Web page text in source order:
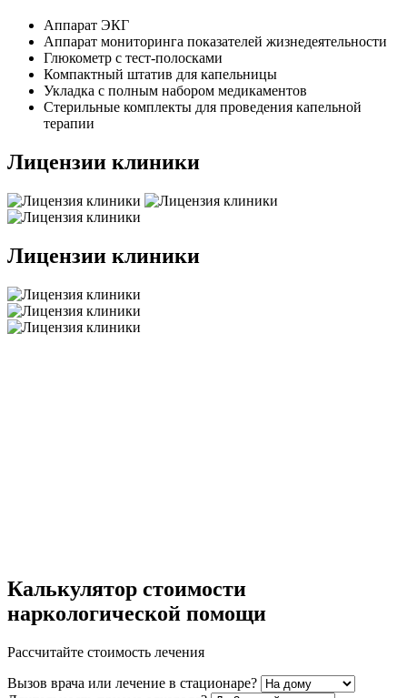
Аппарат ЭКГ
Аппарат мониторинга показателей жизнедеятельности
Глюкометр с тест-полосками
Компактный штатив для капельницы
Укладка с полным набором медикаментов
Стерильные комплекты для проведения капельной
терапии
Лицензии клиники
Лицензии клиники
Калькулятор стоимости
наркологической помощи
Рассчитайте стоимость лечения
Вызов врача или лечение в стационаре?